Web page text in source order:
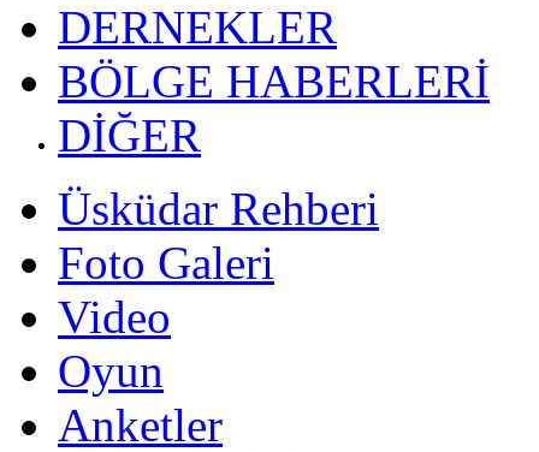
DERNEKLER
BÖLGE HABERLERİ
DİĞER
Üsküdar Rehberi
Foto Galeri
Video
Oyun
Anketler